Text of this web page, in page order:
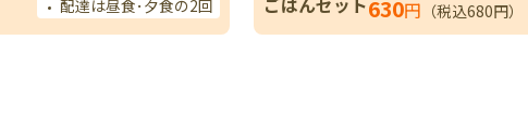
配達は昼食･夕食の2回
630円 （税込680円）